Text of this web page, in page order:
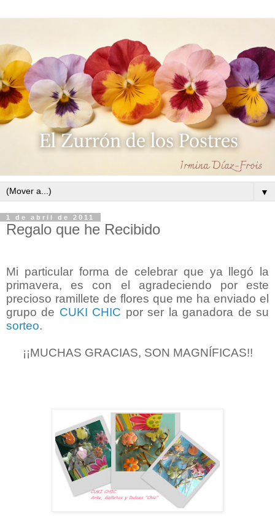
▼
1 de abril de 2011
Regalo que he Recibido
Mi particular forma de celebrar que ya llegó la
primavera, es con el agradeciendo por este
precioso ramillete de flores que me ha enviado el
grupo de CUKI CHIC por ser la ganadora de su
sorteo.
¡¡MUCHAS GRACIAS, SON MAGNÍFICAS!!